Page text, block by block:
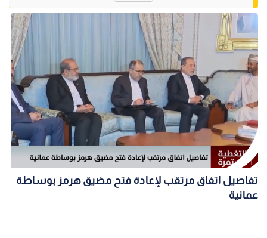
تفاصيل اتفاق مرتقب لإعادة فتح مضيق هرمز بوساطة
عمانية